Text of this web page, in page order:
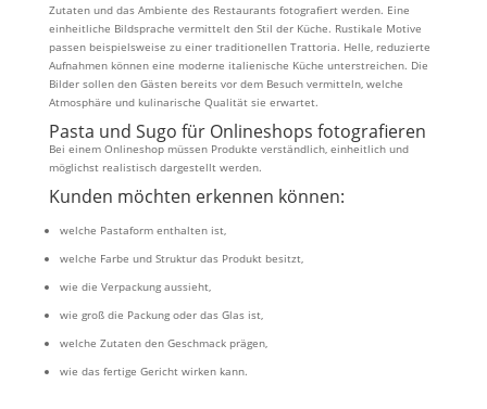
Zutaten und das Ambiente des Restaurants fotografiert werden. Eine
einheitliche Bildsprache vermittelt den Stil der Küche. Rustikale Motive
passen beispielsweise zu einer traditionellen Trattoria. Helle, reduzierte
Aufnahmen können eine moderne italienische Küche unterstreichen. Die
Bilder sollen den Gästen bereits vor dem Besuch vermitteln, welche
Atmosphäre und kulinarische Qualität sie erwartet.
Pasta und Sugo für Onlineshops fotografieren
Bei einem Onlineshop müssen Produkte verständlich, einheitlich und
möglichst realistisch dargestellt werden.
Kunden möchten erkennen können:
welche Pastaform enthalten ist,
welche Farbe und Struktur das Produkt besitzt,
wie die Verpackung aussieht,
wie groß die Packung oder das Glas ist,
welche Zutaten den Geschmack prägen,
wie das fertige Gericht wirken kann.